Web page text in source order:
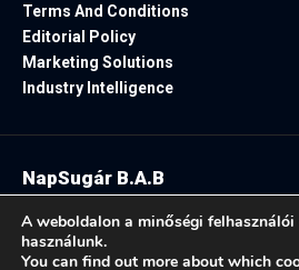
Terms And Conditions
Editorial Policy
Marketing Solutions
Industry Intelligence
NapSugár B.A.B
A weboldalon a minőségi felhasználói
használunk.
You can find out more about which